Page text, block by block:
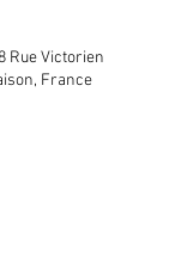
Rue Victorien
France